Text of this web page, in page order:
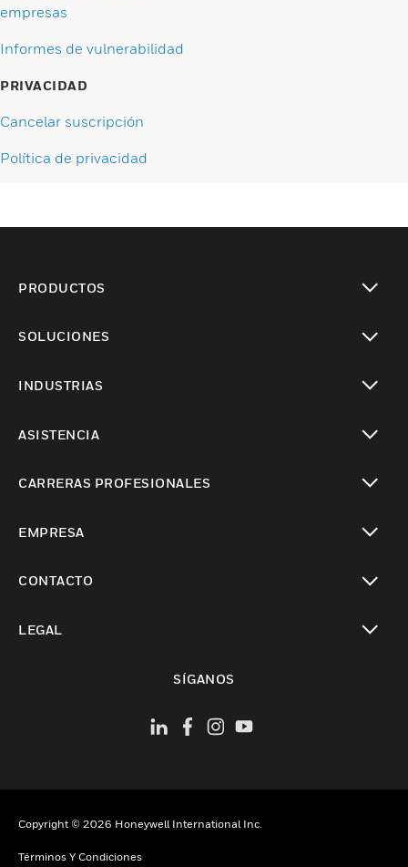
empresas
Informes de vulnerabilidad
PRIVACIDAD
Cancelar suscripción
Política de privacidad
PRODUCTOS
SOLUCIONES
INDUSTRIAS
ASISTENCIA
CARRERAS PROFESIONALES
EMPRESA
CONTACTO
LEGAL
SÍGANOS
Copyright © 2026 Honeywell International Inc.
Términos Y Condiciones